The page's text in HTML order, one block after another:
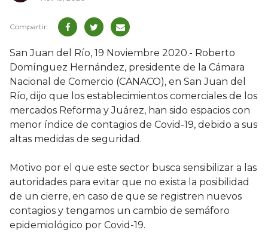
San Juan del Río, 19 Noviembre 2020.- Roberto
Domínguez Hernández, presidente de la Cámara
Nacional de Comercio (CANACO), en San Juan del
Río, dijo que los establecimientos comerciales de los
mercados Reforma y Juárez, han sido espacios con
menor índice de contagios de Covid-19, debido a sus
altas medidas de seguridad.
Motivo por el que este sector busca sensibilizar a las
autoridades para evitar que no exista la posibilidad
de un cierre, en caso de que se registren nuevos
contagios y tengamos un cambio de semáforo
epidemiológico por Covid-19.